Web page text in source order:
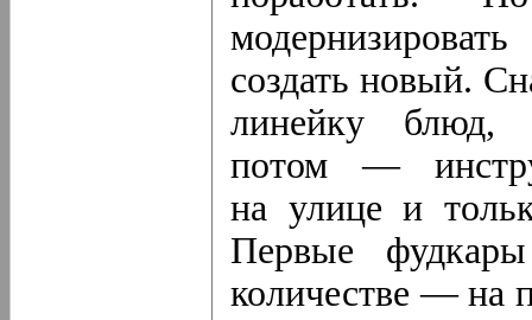
создать новый.
линейку блюд,
потом —
на улице и
Первые
количестве — на